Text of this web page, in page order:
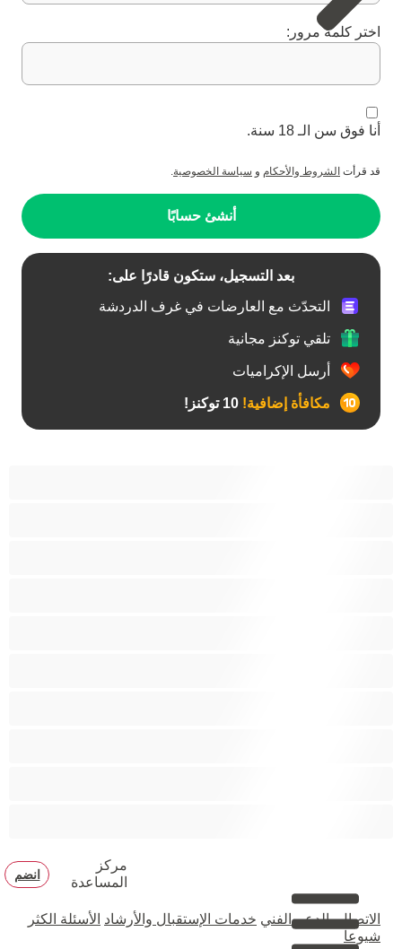
اختر كلمة مرور:
أنا فوق سن الـ 18 سنة.
قد قرأت الشروط والأحكام و سياسة الخصوصية.
أنشئ حسابًا
بعد التسجيل، ستكون قادرًا على:
التحدّث مع العارضات في غرف الدردشة
تلقي توكنز مجانية
أرسل الإكراميات
مكافأة إضافية!
مركز
المساعدة
انضم
الاتصال بالدعم الفني خدمات الإستقبال والأرشاد الأسئلة الكثر
شيوعا